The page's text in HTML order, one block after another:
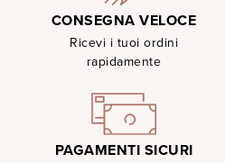
CONSEGNA VELOCE
Ricevi i tuoi ordini
rapidamente
PAGAMENTI SICURI